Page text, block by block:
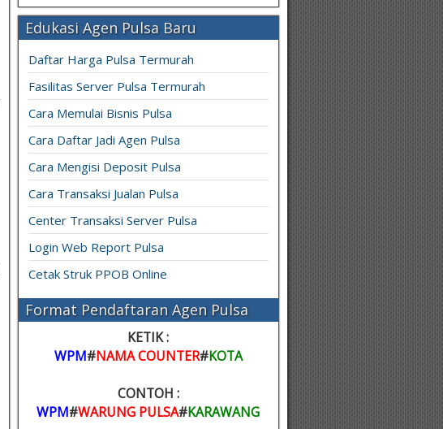
Edukasi Agen Pulsa Baru
Daftar Harga Pulsa Termurah
Fasilitas Server Pulsa Termurah
Cara Memulai Bisnis Pulsa
Cara Daftar Jadi Agen Pulsa
Cara Mengisi Deposit Pulsa
Cara Transaksi Jualan Pulsa
Center Transaksi Server Pulsa
Login Web Report Pulsa
Cetak Struk PPOB Online
Format Pendaftaran Agen Pulsa
KETIK :
WPM#NAMA COUNTER#KOTA
CONTOH :
WPM#WARUNG PULSA#KARAWANG